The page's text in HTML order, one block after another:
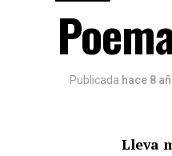
Publicada hace 8
Lleva